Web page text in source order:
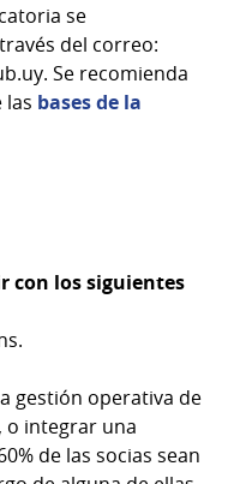
se
del correo:
Se recomienda
las bases de la
con los siguientes
gestión operativa de
o integrar una
de las socias sean